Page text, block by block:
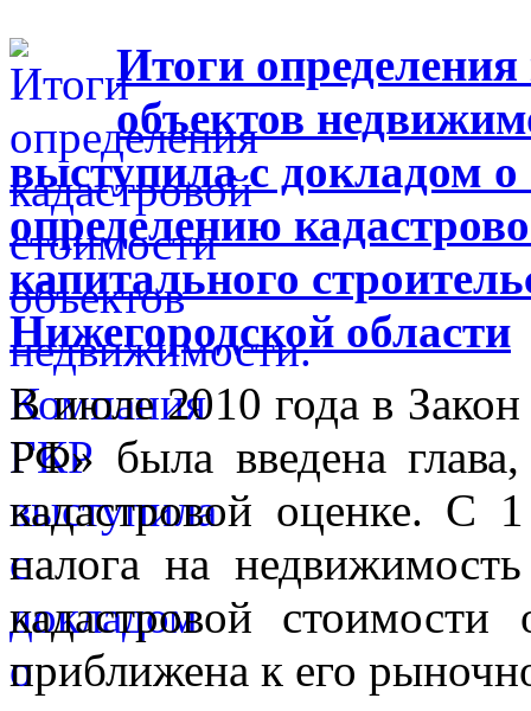
Итоги
объектов
выступила с докладом
определению
капитального
Нижегородской области
В июле 2010 года в
РФ» была введена
кадастровой оценке. С
налога на
кадастровой стоимости
приближена к его